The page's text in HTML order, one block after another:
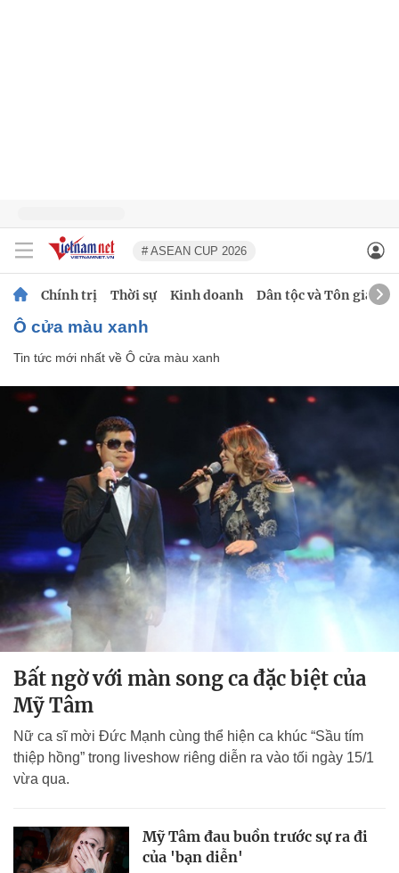
# ASEAN CUP 2026
Chính trị Thời sự Kinh doanh Dân tộc và Tôn giáo
Ô cửa màu xanh
Tin tức mới nhất về Ô cửa màu xanh
Bất ngờ với màn song ca đặc biệt của
Mỹ Tâm
Nữ ca sĩ mời Đức Mạnh cùng thể hiện ca khúc “Sầu tím
thiệp hồng” trong liveshow riêng diễn ra vào tối ngày 15/1
vừa qua.
Mỹ Tâm đau buồn trước sự ra đi
của 'bạn diễn'